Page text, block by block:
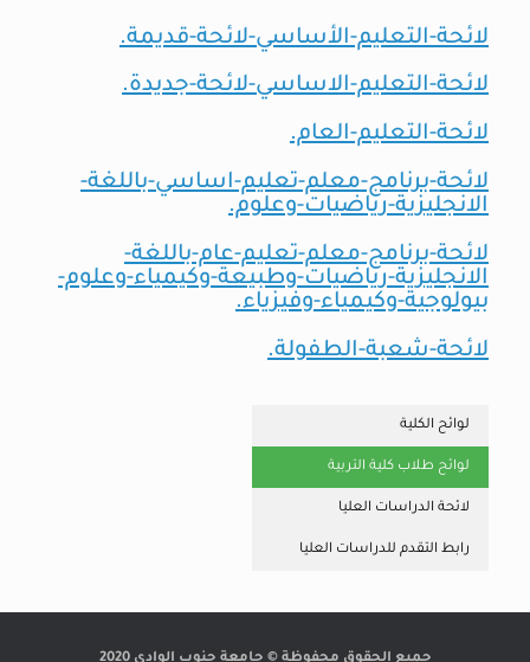
لائحة-التعليم-الأساسي-لائحة-قديمة.
لائحة-التعليم-الاساسي-لائحة-جديدة.
لائحة-التعليم-العام.
لائحة-برنامج-معلم-تعليم-اساسي-باللغة-
الانجليزية-رياضيات-وعلوم.
لائحة-برنامج-معلم-تعليم-عام-باللغة-
الانجليزية-رياضيات-وطبيعة-وكيمياء-وعلوم-
بيولوجية-وكيمياء-وفيزياء.
لائحة-شعبة-الطفولة.
لوائح الكلية
لوائح طلاب كلية التربية
لائحة الدراسات العليا
رابط التقدم للدراسات العليا
جميع الحقوق محفوظة © جامعة جنوب الوادى 2020